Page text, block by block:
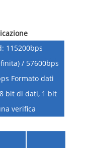
115200bps
/ 57600bps
Formato dati
bit di dati, 1 bit
verifica